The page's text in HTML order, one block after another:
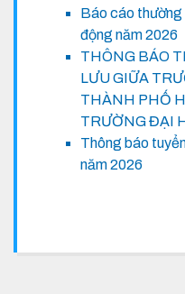
Báo cáo thường
động năm 2026
THÔNG BÁO
LƯU GIỮA
THÀNH PHỐ
TRƯỜNG ĐẠI
Thông báo
năm 2026